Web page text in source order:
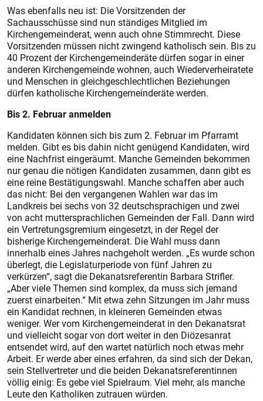
Was ebenfalls neu ist: Die Vorsitzenden der
Sachausschüsse sind nun ständiges Mitglied im
Kirchengemeinderat, wenn auch ohne Stimmrecht. Diese
Vorsitzenden müssen nicht zwingend katholisch sein. Bis zu
40 Prozent der Kirchengemeinderäte dürfen sogar in einer
anderen Kirchengemeinde wohnen, auch Wiederverheiratete
und Menschen in gleichgeschlechtlichen Beziehungen
dürfen katholische Kirchengemeinderäte werden.
Bis 2. Februar anmelden
Kandidaten können sich bis zum 2. Februar im Pfarramt
melden. Gibt es bis dahin nicht genügend Kandidaten, wird
eine Nachfrist eingeräumt. Manche Gemeinden bekommen
nur genau die nötigen Kandidaten zusammen, dann gibt es
eine reine Bestätigungswahl. Manche schaffen aber auch
das nicht: Bei den vergangenen Wahlen war das im
Landkreis bei sechs von 32 deutschsprachigen und zwei
von acht muttersprachlichen Gemeinden der Fall. Dann wird
ein Vertretungsgremium eingesetzt, in der Regel der
bisherige Kirchengemeinderat. Die Wahl muss dann
innerhalb eines Jahres nachgeholt werden. „Es wurde schon
überlegt, die Legislaturperiode von fünf Jahren zu
verkürzen“, sagt die Dekanatsreferentin Barbara Strifler.
„Aber viele Themen sind komplex, da muss sich jemand
zuerst einarbeiten.“ Mit etwa zehn Sitzungen im Jahr muss
ein Kandidat rechnen, in kleineren Gemeinden etwas
weniger. Wer vom Kirchengemeinderat in den Dekanatsrat
und vielleicht sogar von dort weiter in den Diözesanrat
entsendet wird, auf den wartet natürlich noch etwas mehr
Arbeit. Er werde aber eines erfahren, da sind sich der Dekan,
sein Stellvertreter und die beiden Dekanatsreferentinnen
völlig einig: Es gebe viel Spielraum. Viel mehr, als manche
Leute den Katholiken zutrauen würden.